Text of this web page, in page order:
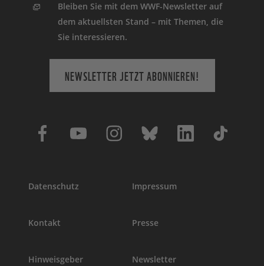
Bleiben Sie mit dem WWF-Newsletter auf
dem aktuellsten Stand – mit Themen, die
Sie interessieren.
NEWSLETTER JETZT ABONNIEREN!
Datenschutz Impressum
Kontakt Presse
Hinweisgeber Newsletter